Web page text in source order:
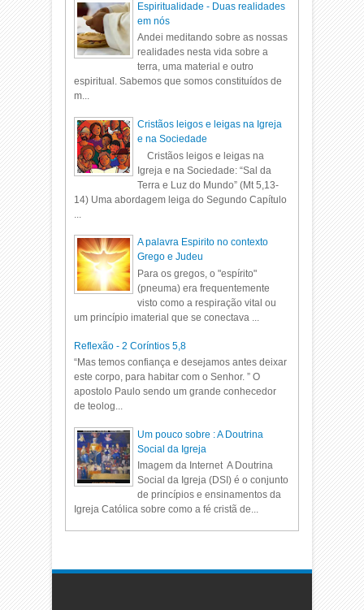
Espiritualidade - Duas realidades
em nós
Andei meditando sobre as nossas
realidades nesta vida sobre a
terra, uma material e outro
espiritual. Sabemos que somos constituídos de
m...
Cristãos leigos e leigas na Igreja
e na Sociedade
Cristãos leigos e leigas na
Igreja e na Sociedade: “Sal da
Terra e Luz do Mundo” (Mt 5,13-
14) Uma abordagem leiga do Segundo Capítulo
A palavra Espirito no contexto
Grego e Judeu
Para os gregos, o "espírito"
(pneuma) era frequentemente
visto como a respiração vital ou
um princípio imaterial que se conectava ...
Reflexão - 2 Coríntios 5,8
“Mas temos confiança e desejamos antes deixar
este corpo, para habitar com o Senhor. ” O
apostolo Paulo sendo um grande conhecedor
de teolog...
Um pouco sobre : A Doutrina
Social da Igreja
Imagem da Internet A Doutrina
Social da Igreja (DSI) é o conjunto
de princípios e ensinamentos da
Igreja Católica sobre como a fé cristã de...